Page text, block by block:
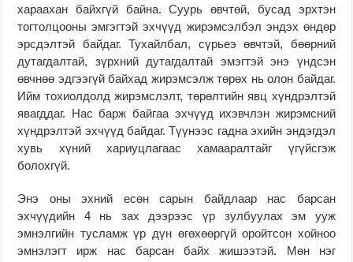
хараахан байхгүй байна. Суурь өвчтөй, бусад эрхтэн
тогтолцооны эмгэгтэй эхчүүд жирэмсэлбэл эндэх өндөр
эрсдэлтэй байдаг. Тухайлбал, сүрьеэ өвчтэй, бөөрний
дутагдалтай, зүрхний дутагдалтай эмэгтэй энэ үндсэн
өвчнөө эдгээгүй байхад жирэмсэлж төрөх нь олон байдаг.
Ийм тохиолдолд жирэмслэлт, төрөлтийн явц хүндрэлтэй
явагддаг. Нас барж байгаа эхчүүд ихэвчлэн жирэмсний
хүндрэлтэй эхчүүд байдаг. Түүнээс гадна эхийн эндэгдэл
хувь хүний хариуцлагаас хамааралтайг үгүйсгэж
болохгүй.
Энэ оны эхний есөн сарын байдлаар нас барсан
эхчүүдийн 4 нь зах дээрээс үр зулбуулах эм ууж
эмнэлгийн тусламж үр дүн өгөхөөргүй оройтсон хойноо
эмнэлэгт ирж нас барсан байх жишээтэй. Мөн нэг